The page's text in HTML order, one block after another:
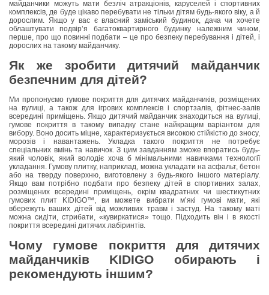
майданчики можуть мати безліч атракціонів, каруселей і спортивних
комплексів, де буде цікаво перебувати не тільки дітям будь-якого віку, а й
дорослим. Якщо у вас є власний заміський будинок, дача чи хочете
облаштувати подвір’я багатоквартирного будинку належним чином,
перше, про що повинні подбати – це про безпеку перебування і дітей, і
дорослих на такому майданчику.
Як же зробити дитячий майданчик
безпечним для дітей?
Ми пропонуємо гумове покриття для дитячих майданчиків, розміщених
на вулиці, а також для ігрових комплексів і спортзалів, фітнес-залів
всередині приміщень. Якщо дитячий майданчик знаходиться на вулиці,
гумове покриття в такому випадку стане найкращим варіантом для
вибору. Воно досить міцне, характеризується високою стійкістю до зносу,
морозів і навантажень. Укладка такого покриття не потребує
спеціальних вмінь та навичок. З цим завданням зможе впоратись будь-
який чоловік, який володіє хоча б мінімальними навичками технології
укладання. Гумову плитку, наприклад, можна укладати на асфальт, бетон
або на тверду поверхню, виготовлену з будь-якого іншого матеріалу.
Якщо вам потрібно подбати про безпеку дітей в спортивних залах,
розміщених всередині приміщень, окрім квадратних чи шестикутних
гумових плит KIDIGO™, ви можете вибрати м’які гумові мати, які
вбережуть ваших дітей від можливих травм і застуд. На такому маті
можна сидіти, стрибати, «кувиркатися» тощо. Підходить він і в якості
покриття всередині дитячих лабіринтів.
Чому гумове покриття для дитячих
майданчиків KIDIGO обирають і
рекомендують іншим?